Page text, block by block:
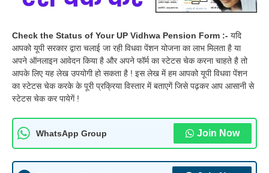
Check the Status of Your UP Vidhwa Pension Form :- यदि
आपको यूपी सरकार द्वारा चलाई जा रही विधवा पेंशन योजना का लाभ मिलता है या
अपने ऑनलाइन आवेदन किया है और अपने फॉर्म का स्टेटस चेक करना चाहते है तो
आपके लिए यह लेख उपयोगी हो सकता है ! इस लेख में हम आपको यूपी विधवा पेंशन
का स्टेटस चेक करके के पूरी प्रक्रिया विस्तार में बताएगें जिसे पढ़कर आप आसानी से
स्टेटस चेक कर पायेगें !
WhatsApp Group Join Now